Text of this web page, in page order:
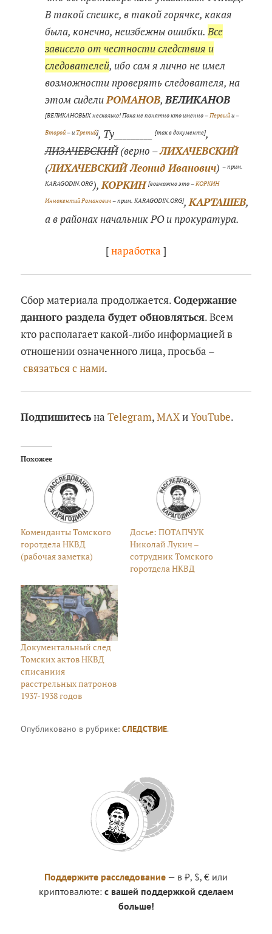
В такой спешке, в такой горячке, какая
была, конечно, неизбежны ошибки.Все
зависело от честности следствия и
следователей, ибо сам я лично не имел
возможности проверять следователя, на
этом сиделиРОМАНОВ,ВЕЛИКАНОВ
[ВЕЛИКАНОВЫХ несколько! Пока не понятно кто именно –Первыйи –
Второй– и Третий], Ту_________[так в документе],
ЛИЗАЧЕВСКИЙ(верно –ЛИХАЧЕВСКИЙ
(ЛИХАЧЕВСКИЙ Леонид Иванович)– прим.
KARAGODIN.ORG),КОРКИН [возможно это –КОРКИН
Иннокентий Романович– прим. KARAGODIN.ORG],КАРТАШЕВ,
а в районах начальник РО и прокуратура.
[наработка ]
Сбор материала продолжается.Содержание
данного раздела будет обновляться. Всем
кто располагает какой-либо информацией в
отношении означенного лица, просьба –
связаться с нами.
ПодпишитесьнаTelegram,MAXиYouTube.
Похожее
Коменданты Томского
горотдела НКВД
(рабочая заметка)
Досье: ПОТАПЧУК
Николай Лукич –
сотрудник Томского
горотдела НКВД
Документальный след
Томских актов НКВД
списаниия
расстрельных патронов
1937-1938 годов
Опубликовано в рубрике:СЛЕДСТВИЕ.
Поддержите расследование — в ₽, $, € или
криптовалюте: с вашей поддержкой сделаем
больше!